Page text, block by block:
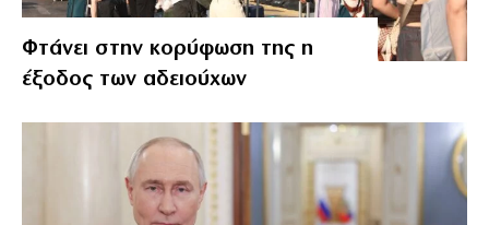
Φτάνει στην κορύφωση της η
έξοδος των αδειούχων